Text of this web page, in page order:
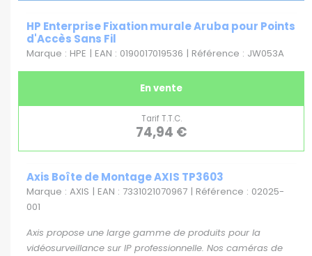
HP Enterprise Fixation murale Aruba pour Points
d'Accès Sans Fil
Marque : HPE | EAN : 0190017019536 | Référence : JW053A
En vente
Tarif T.T.C.
74,94 €
Axis Boîte de Montage AXIS TP3603
Marque : AXIS | EAN : 7331021070967 | Référence : 02025-
001
Axis propose une large gamme de produits pour la
vidéosurveillance sur IP professionnelle. Nos caméras de